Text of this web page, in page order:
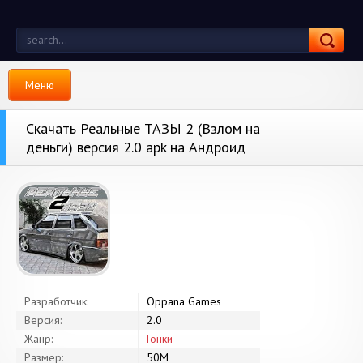
Меню
Скачать Реальные ТАЗЫ 2 (Взлом на
деньги) версия 2.0 apk на Андроид
Разработчик:
Oppana Games
Версия:
2.0
Жанр:
Гонки
Размер:
50M